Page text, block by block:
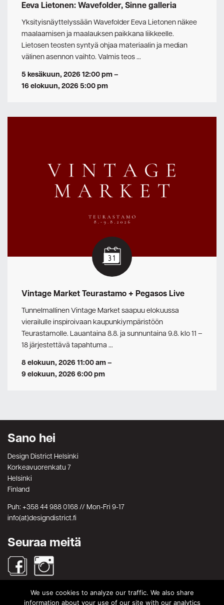
Eeva Lietonen: Wavefolder, Sinne galleria
Yksityisnäyttelyssään Wavefolder Eeva Lietonen näkee
maalaamisen ja maalauksen paikkana liikkeelle.
Lietosen teosten syntyä ohjaa materiaalin ja median
välinen asennon vaihto. Valmis teos …
5 kesäkuun, 2026 12:00 pm–
16 elokuun, 2026 5:00 pm
Vintage Market Teurastamo + Pegasos Live
Tunnelmallinen Vintage Market saapuu elokuussa
vierailulle inspiroivaan kaupunkiympäristöön
Teurastamolle. Lauantaina 8.8. ja sunnuntaina 9.8. klo 11 –
18 järjestettävä tapahtuma …
8 elokuun, 2026 11:00 am–
9 elokuun, 2026 6:00 pm
Sano hei
Design District Helsinki
Korkeavuorenkatu 7
Helsinki
Finland
Puh: +358 44 988 0168 // Mon-Fri 9-17
info(at)designdistrict.fi
Seuraa meitä
HakuWe use cookies to analyze our traffic. We also share
information about your use of our site with our analytics